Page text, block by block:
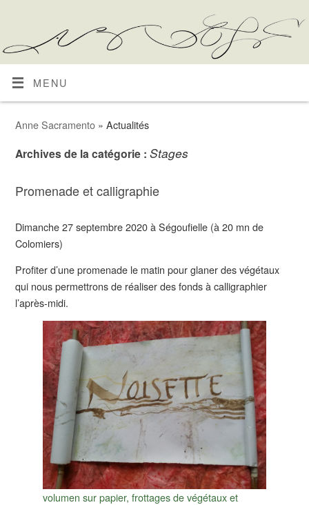
MENU
Anne Sacramento» Actualités
Archives de la catégorie : Stages
Promenade et calligraphie
Dimanche 27 septembre 2020 à Ségoufielle (à 20 mn de
Colomiers)
Profiter d’une promenade le matin pour glaner des végétaux
qui nous permettrons de réaliser des fonds à calligraphier
l’après-midi.
volumen sur papier, frottages de végétaux et